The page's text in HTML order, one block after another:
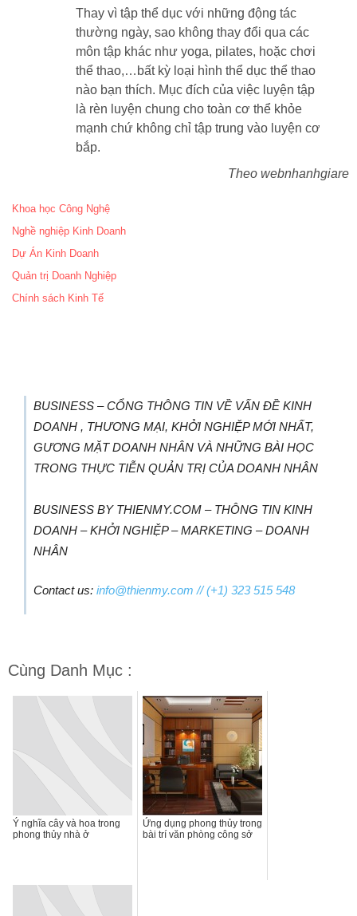
Thay vì tập thể dục với những động tác
thường ngày, sao không thay đổi qua các
môn tập khác như yoga, pilates, hoặc chơi
thể thao,…bất kỳ loại hình thể dục thể thao
nào bạn thích. Mục đích của việc luyện tập
là rèn luyện chung cho toàn cơ thể khỏe
mạnh chứ không chỉ tập trung vào luyện cơ
bắp.
Theo webnhanhgiare
Khoa học Công Nghệ
Nghề nghiệp Kinh Doanh
Dự Án Kinh Doanh
Quản trị Doanh Nghiệp
Chính sách Kinh Tế
BUSINESS – CỔNG THÔNG TIN VỀ VẤN ĐỀ KINH
DOANH , THƯƠNG MẠI, KHỞI NGHIỆP MỚI NHẤT,
GƯƠNG MẶT DOANH NHÂN VÀ NHỮNG BÀI HỌC
TRONG THỰC TIỄN QUẢN TRỊ CỦA DOANH NHÂN
BUSINESS BY THIENMY.COM – THÔNG TIN KINH
DOANH – KHỞI NGHIỆP – MARKETING – DOANH
NHÂN
Contact us: info@thienmy.com // (+1) 323 515 548
Cùng Danh Mục :
Ý nghĩa cây và hoa trong
phong thủy nhà ở
Ứng dụng phong thủy trong
bài trí văn phòng công sở